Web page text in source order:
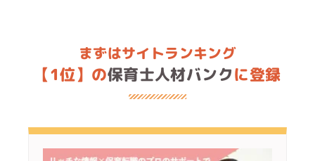
まずはサイトランキング
【1位】の保育士人材バンクに登録